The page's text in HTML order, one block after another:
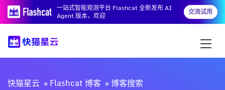
一站式智能观测平台 Flashcat 全新发布 AI
Agent 版本，欢迎
交流试用
快猫星云 Flashcat 博客 博客搜索